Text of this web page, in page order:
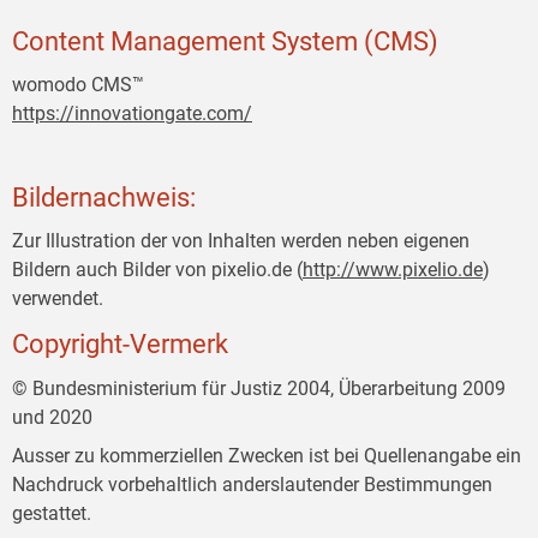
Content Management System (CMS)
womodo CMS™
https://innovationgate.com/
Bildernachweis:
Zur Illustration der von Inhalten werden neben eigenen
Bildern auch Bilder von pixelio.de (http://www.pixelio.de)
verwendet.
Copyright-Vermerk
© Bundesministerium für Justiz 2004, Überarbeitung 2009
und 2020
Ausser zu kommerziellen Zwecken ist bei Quellenangabe ein
Nachdruck vorbehaltlich anderslautender Bestimmungen
gestattet.